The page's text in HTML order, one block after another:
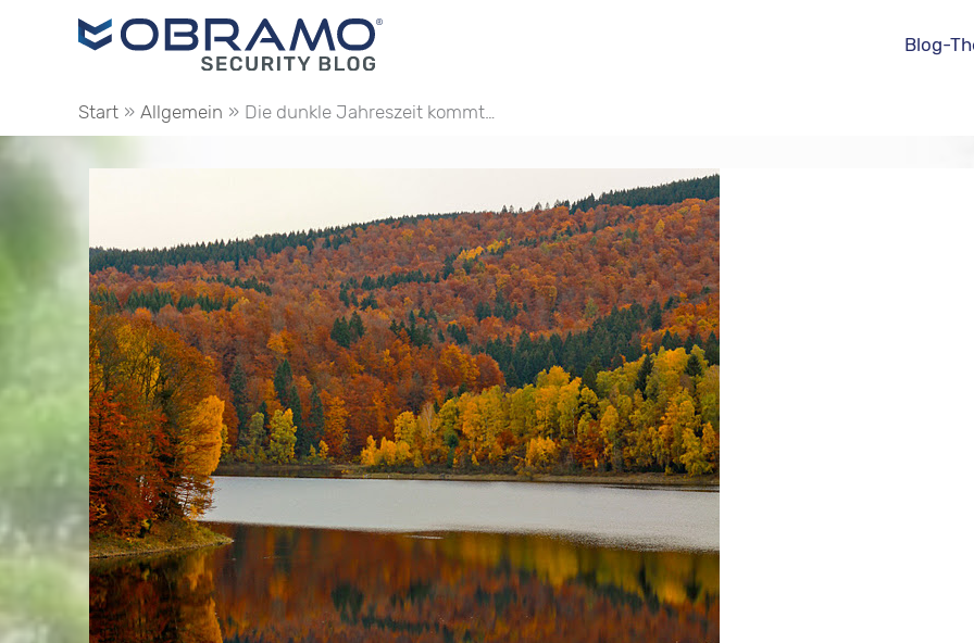
Blog-
Start Allgemein Die dunkle Jahreszeit kommt…